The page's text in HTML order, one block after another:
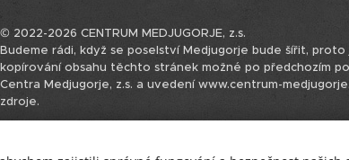
© 2022-2026 CENTRUM MEDJUGORJE, z.s.
Budeme rádi, když se poselství Medjugorje bude šířit, proto
kopírování obsahu těchto stránek možné po předchozím
Centra Medjugorje, z.s. a uvedení www.centrum-
zdroje.
Bylo založeno 15.8.2022 a zapsáno ve spolkovém rejstříku